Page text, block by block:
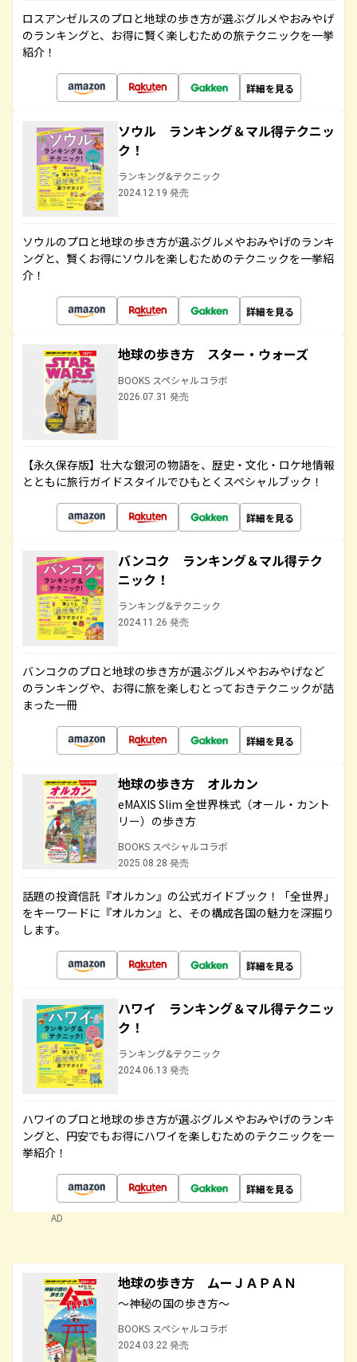
ロスアンゼルスのプロと地球の歩き方が選ぶグルメやおみやげ
のランキングと、お得に賢く楽しむための旅テクニックを一挙
紹介！
詳細を見る
ソウル ランキング＆マル得テクニッ
ク！
ランキング&テクニック
2024.12.19 発売
ソウルのプロと地球の歩き方が選ぶグルメやおみやげのランキ
ングと、賢くお得にソウルを楽しむためのテクニックを一挙紹
介！
詳細を見る
地球の歩き方 スター・ウォーズ
BOOKS スペシャルコラボ
2026.07.31 発売
【永久保存版】壮大な銀河の物語を、歴史・文化・ロケ地情報
とともに旅行ガイドスタイルでひもとくスペシャルブック！
詳細を見る
バンコク ランキング＆マル得テク
ニック！
ランキング&テクニック
2024.11.26 発売
バンコクのプロと地球の歩き方が選ぶグルメやおみやげなど
のランキングや、お得に旅を楽しむとっておきテクニックが詰
まった一冊
詳細を見る
地球の歩き方 オルカン
eMAXIS Slim 全世界株式（オール・カント
リー）の歩き方
BOOKS スペシャルコラボ
2025.08.28 発売
話題の投資信託『オルカン』の公式ガイドブック！「全世界」
をキーワードに『オルカン』と、その構成各国の魅力を深掘り
します。
詳細を見る
ハワイ ランキング＆マル得テクニッ
ク！
ランキング&テクニック
2024.06.13 発売
ハワイのプロと地球の歩き方が選ぶグルメやおみやげのランキ
ングと、円安でもお得にハワイを楽しむためのテクニックを一
挙紹介！
詳細を見る
AD
地球の歩き方 ムーＪＡＰＡＮ
～神秘の国の歩き方～
BOOKS スペシャルコラボ
2024.03.22 発売